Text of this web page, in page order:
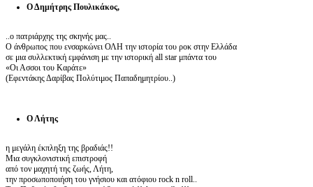
Ο Δημήτρης Πουλικάκος,
..ο πατριάρχης της σκηνής μας..
O άνθρωπος που ενσαρκώνει ΟΛΗ την ιστορία του ροκ στην Ελλάδα
σε μια συλλεκτική εμφάνιση με την ιστορική all star μπάντα του
«Οι Ασσοι του Καράτε»
(Εφεντάκης Δαρίβας Πολύτιμος Παπαδημητρίου..)
Ο Λήτης
η μεγάλη έκπληξη της βραδιάς!!
Μια συγκλονιστική επιστροφή
από τον μαχητή της ζωής, Λήτη,
την προσωποποιήση του γνήσιου και ατόφιου rock n roll..